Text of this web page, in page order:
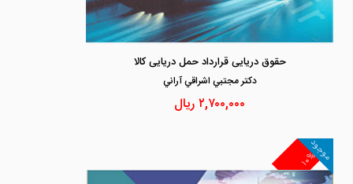
حقوق دریایی قرارداد حمل دریایی کالا
دكتر مجتبي اشراقي آراني
۲,۷۰۰,۰۰۰ریال
۱۰%
موجود